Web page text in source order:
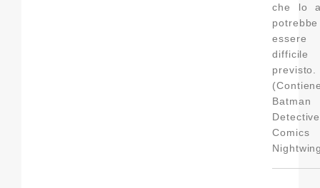
che lo
potrebbe
previsto.
Detective